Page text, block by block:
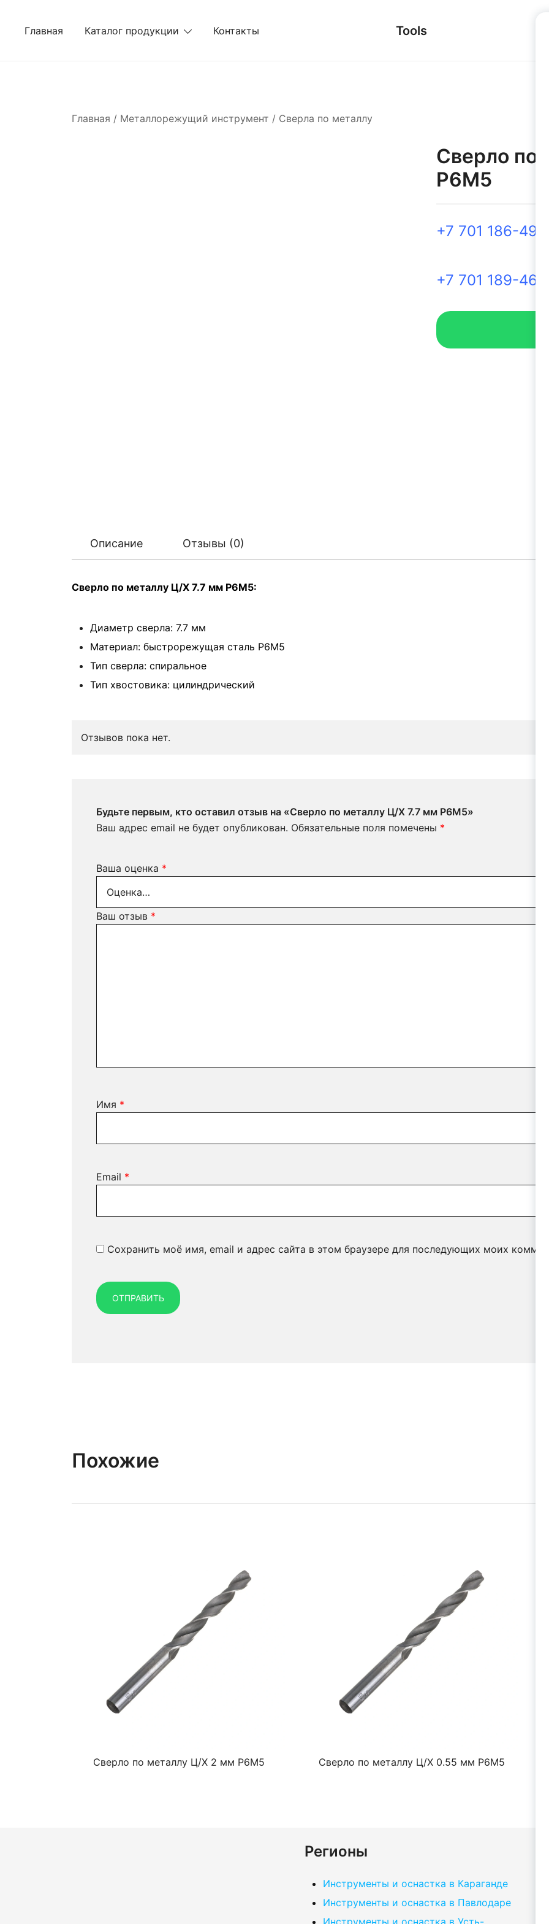
Главная Каталог продукции Контакты Tools
Главная / Металлорежущий инструмент / Сверла по металлу
Сверло по
Р6М5
+7 701 186-49-
+7 701 189-46-
Описание Отзывы (0)
Сверло по металлу Ц/Х 7.7 мм Р6М5:
Диаметр сверла: 7.7 мм
Материал: быстрорежущая сталь Р6М5
Тип сверла: спиральное
Тип хвостовика: цилиндрический
Отзывов пока нет.
Будьте первым, кто оставил отзыв на «Сверло по металлу Ц/Х 7.7 мм Р6М5»
Ваш адрес email не будет опубликован. Обязательные поля помечены *
Ваша оценка *
Ваш отзыв *
Имя *
Email *
Сохранить моё имя, email и адрес сайта в этом браузере для последующих моих
Похожие
Сверло по металлу Ц/Х 2 мм Р6М5 Сверло по металлу Ц/Х 0.55 мм Р6М5
Регионы
Инструменты и оснастка в Караганде
Инструменты и оснастка в Павлодаре
Инструменты и оснастка в Усть-